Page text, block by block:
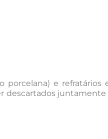
porcelana) e refratários
descartados